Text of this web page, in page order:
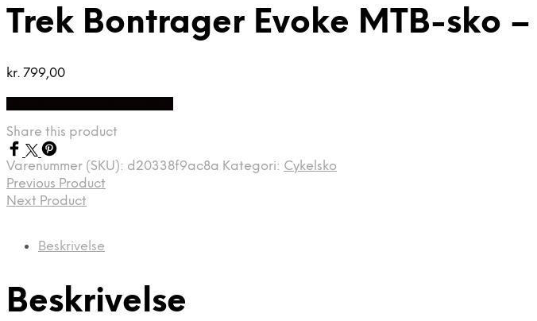
Trek Bontrager Evoke MTB-sko
kr. 799,00
Share this product
Varenummer (SKU): d20338f9ac8a Kategori: Cykelsko
Previous Product
Next Product
Beskrivelse
Beskrivelse